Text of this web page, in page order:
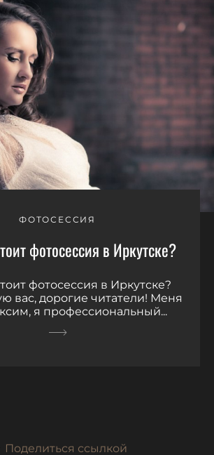
ФОТОСЕССИЯ
фотосессия в Иркутске?
фотосессия в Иркутске?
вас, дорогие читатели! Меня
я профессиональный...
Поделиться ссылкой